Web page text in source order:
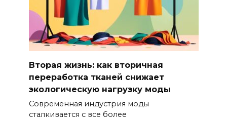
Вторая жизнь: как вторичная
переработка тканей снижает
экологическую нагрузку моды
Современная индустрия моды
сталкивается с все более